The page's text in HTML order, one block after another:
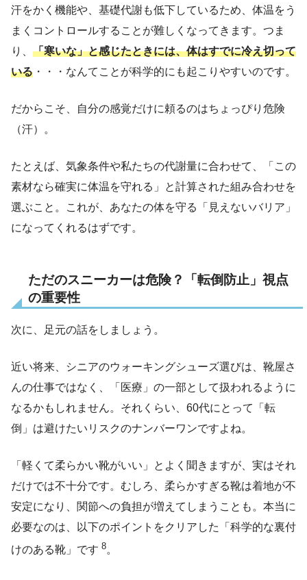
汗をかく機能や、基礎代謝も低下しているため、体温をう
まくコントロールすることが難しくなってきます。つま
り、 「寒いな」と感じたときには、体はすでに冷え切って
いる ・・・なんてことが科学的にも起こりやすいのです。
だからこそ、自分の感覚だけに頼るのはちょっぴり危険
（汗）。
たとえば、気象条件や私たちの代謝量に合わせて、「この
素材なら確実に体温を守れる」と計算された組み合わせを
選ぶこと。これが、あなたの体を守る「見えないバリア」
になってくれるはずです。
ただのスニーカーは危険？「転倒防止」視点
の重要性
次に、足元の話をしましょう。
近い将来、シニアのウォーキングシューズ選びは、靴屋さ
んの仕事ではなく、「医療」の一部として扱われるように
なるかもしれません。それくらい、60代にとって「転
倒」は避けたいリスクのナンバーワンですよね。
「軽くて柔らかい靴がいい」とよく聞きますが、実はそれ
だけでは不十分です。むしろ、柔らかすぎる靴は着地が不
安定になり、関節への負担が増えてしまうことも。本当に
必要なのは、以下のポイントをクリアした「科学的な裏付
けのある靴」です 8。